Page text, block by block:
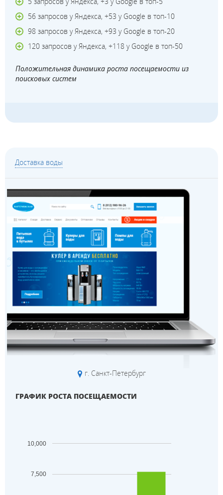
56 запросов у Яндекса, +53 у Google в топ-10
98 запросов у Яндекса, +93 у Google в топ-20
120 запросов у Яндекса, +118 у Google в топ-50
Положительная динамика роста посещаемости из
поисковых систем
Доставка воды
г. Санкт-Петербург
ГРАФИК РОСТА ПОСЕЩАЕМОСТИ
7,500
10,000